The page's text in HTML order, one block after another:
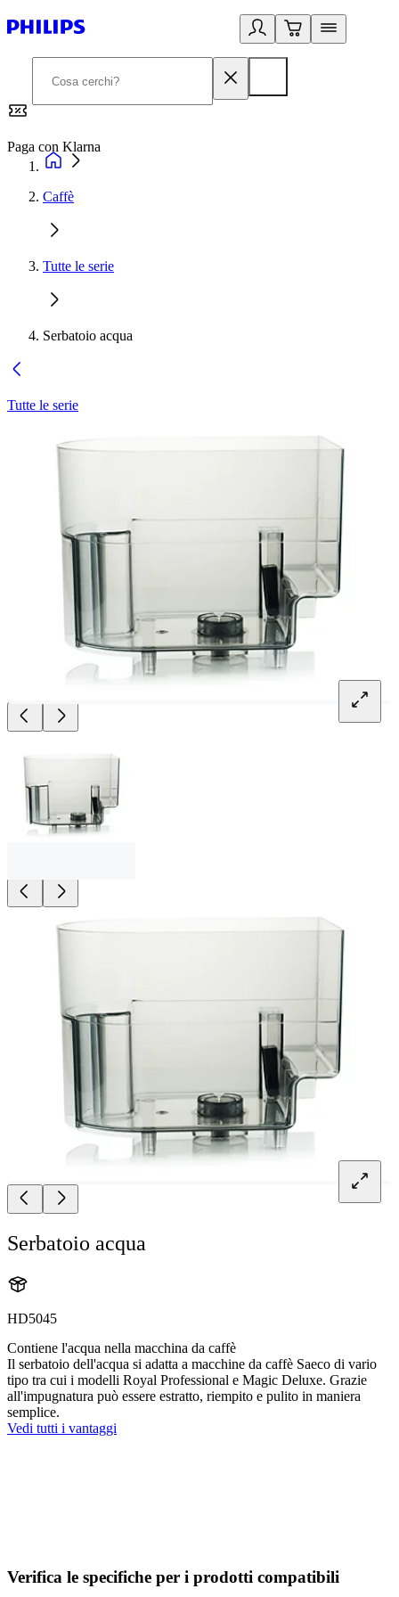
Paga con Klarna
Caffè
Tutte le serie
Serbatoio acqua
Tutte le serie
Serbatoio acqua
HD5045
Contiene l'acqua nella macchina da caffè
Il serbatoio dell'acqua si adatta a macchine da caffè Saeco di vario
tipo tra cui i modelli Royal Professional e Magic Deluxe. Grazie
all'impugnatura può essere estratto, riempito e pulito in maniera
semplice.
Vedi tutti i vantaggi
Verifica le specifiche per i prodotti compatibili